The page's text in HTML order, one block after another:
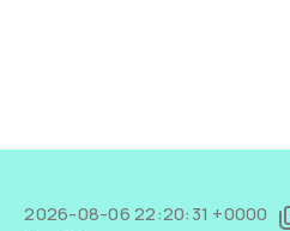
2026-08-06 22:20:31 +0000